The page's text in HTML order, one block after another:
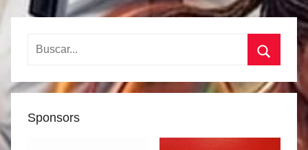
Buscar:
Buscar
Sponsors